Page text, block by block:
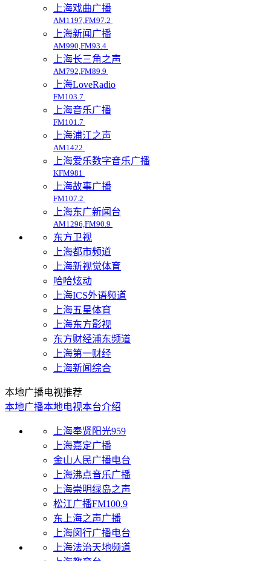
上海戏曲广播
AM1197,FM97.2
上海新闻广播
AM990,FM93.4
上海长三角之声
AM792,FM89.9
上海LoveRadio
FM103.7
上海音乐广播
FM101.7
上海浦江之声
AM1422
上海爱乐数字音乐广播
KFM981
上海故事广播
FM107.2
上海东广新闻台
AM1296,FM90.9
东方卫视
上海都市频道
上海新视觉体育
哈哈炫动
上海ICS外语频道
上海五星体育
上海东方影视
东方财经浦东频道
上海第一财经
上海新闻综合
本地广播电视推荐
本地广播本地电视本台介绍
上海奉贤阳光959
上海嘉定广播
金山人民广播电台
上海沸点音乐广播
上海崇明绿岛之声
松江广播FM100.9
东上海之声广播
上海闵行广播电台
上海法治天地频道